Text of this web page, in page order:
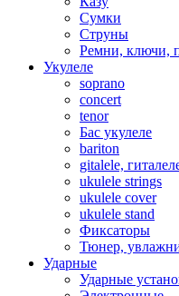
Сумки
Струны
Ремни, ключи,
Укулеле
soprano
concert
tenor
Бас укулеле
bariton
gitalele,
ukulele strings
ukulele cover
ukulele stand
Фиксаторы
Тюнер,
Ударные
Ударные